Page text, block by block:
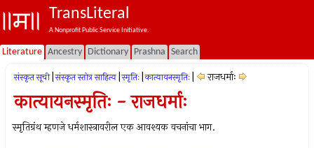
TransLiteral
A Nonprofit Public Service Initiative.
Literature Ancestry Dictionary Prashna Search
संस्कृत सूची संस्कृत स्तोत्र साहित्य स्मृतिः कात्यायनस्मृतिः राजधर्माः
कात्यायनस्मृतिः - राजधर्माः
स्मृतिग्रंथ म्हणजे धर्मशास्त्रावरील एक आवश्यक वचनांचा भाग.